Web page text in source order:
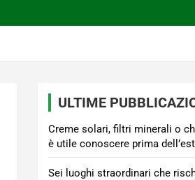
ULTIME
Creme solari, filtri minerali o
è utile conoscere prima
Sei luoghi straordinari che